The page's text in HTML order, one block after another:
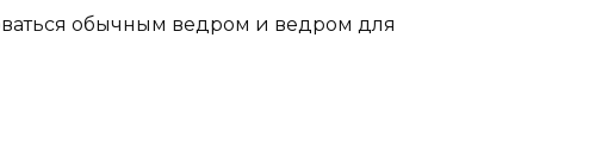
обычным ведром и ведром для